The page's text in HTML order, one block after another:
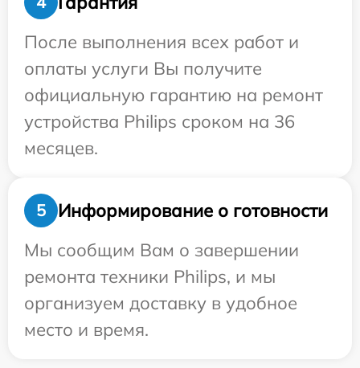
После выполнения всех работ и
оплаты услуги Вы получите
официальную гарантию на ремонт
устройства Philips сроком на 36
месяцев.
5
Информирование о готовности
Мы сообщим Вам о завершении
ремонта техники Philips, и мы
организуем доставку в удобное
место и время.